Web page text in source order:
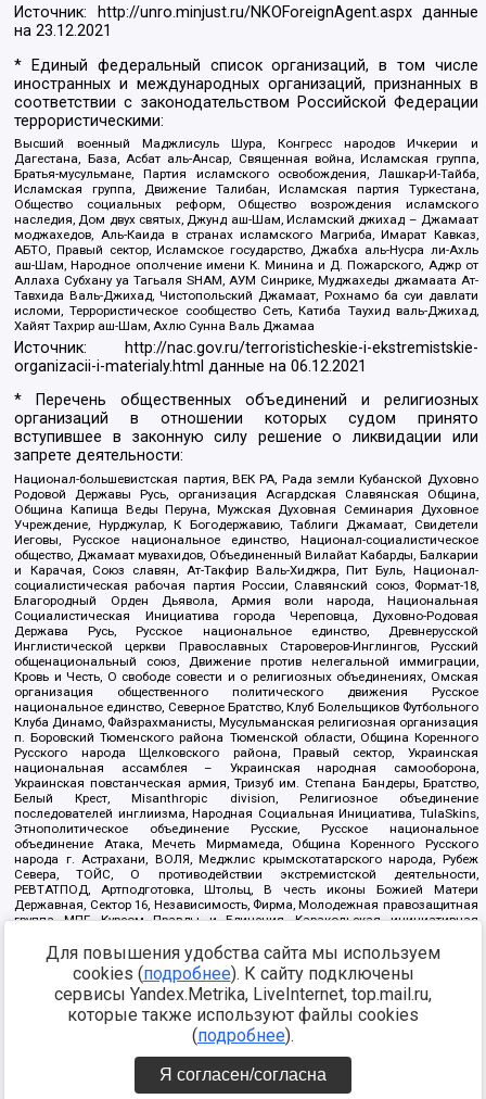
Источник: http://unro.minjust.ru/NKOForeignAgent.aspxданные
на23.12.2021
* Единый федеральный список организаций, в том числе
иностранных и международных организаций, признанных в
соответствии с законодательством Российской Федерации
террористическими:
Высший военный Маджлисуль Шура, Конгресс народов Ичкерии и
Дагестана, База, Асбат аль-Ансар, Священная война, Исламская группа,
Братья-мусульмане, Партия исламского освобождения, Лашкар-И-Тайба,
Исламская группа, Движение Талибан, Исламская партия Туркестана,
Общество социальных реформ, Общество возрождения исламского
наследия, Дом двух святых, Джунд аш-Шам, Исламский джихад – Джамаат
моджахедов, Аль-Каида в странах исламского Магриба, Имарат Кавказ,
АБТО, Правый сектор, Исламское государство, Джабха аль-Нусра ли-Ахль
аш-Шам, Народное ополчение имени К. Минина и Д. Пожарского, Аджр от
Аллаха Субхану уа Тагьаля SHAM, АУМ Синрике, Муджахеды джамаата Ат-
Тавхида Валь-Джихад, Чистопольский Джамаат, Рохнамо ба суи давлати
исломи, Террористическое сообщество Сеть, Катиба Таухид валь-Джихад,
Хайят Тахрир аш-Шам, Ахлю Сунна Валь Джамаа
Источник:
http://nac.gov.ru/terroristicheskie-i-ekstremistskie-
organizacii-i-materialy.html данные на06.12.2021
* Перечень общественных объединений и религиозных
организаций в отношении которых судом принято
вступившее в законную силу решение о ликвидации или
запрете деятельности:
Национал-большевистская партия, ВЕК РА, Рада земли Кубанской Духовно
Родовой Державы Русь, организация Асгардская Славянская Община,
Община Капища Веды Перуна, Мужская Духовная Семинария Духовное
Учреждение, Нурджулар, К Богодержавию, Таблиги Джамаат, Свидетели
Иеговы, Русское национальное единство, Национал-социалистическое
общество, Джамаат мувахидов, Объединенный Вилайат Кабарды, Балкарии
и Карачая, Союз славян, Ат-Такфир Валь-Хиджра, Пит Буль, Национал-
социалистическая рабочая партия России, Славянский союз, Формат-18,
Благородный Орден Дьявола, Армия воли народа, Национальная
Социалистическая Инициатива города Череповца, Духовно-Родовая
Держава Русь, Русское национальное единство, Древнерусской
Инглистической церкви Православных Староверов-Инглингов, Русский
общенациональный союз, Движение против нелегальной иммиграции,
Кровь и Честь, О свободе совести и о религиозных объединениях, Омская
организация общественного политического движения Русское
национальное единство, Северное Братство, Клуб Болельщиков Футбольного
Клуба Динамо, Файзрахманисты, Мусульманская религиозная организация
п. Боровский Тюменского района Тюменской области, Община Коренного
Русского народа Щелковского района, Правый сектор, Украинская
национальная ассамблея – Украинская народная самооборона,
Украинская повстанческая армия, Тризуб им. Степана Бандеры, Братство,
Белый Крест, Misanthropic division, Религиозное объединение
последователей инглиизма, Народная Социальная Инициатива, TulaSkins,
Этнополитическое объединение Русские, Русское национальное
объединение Атака, Мечеть Мирмамеда, Община Коренного Русского
народа г. Астрахани, ВОЛЯ, Меджлис крымскотатарского народа, Рубеж
Севера, ТОЙС, О противодействии экстремистской деятельности,
РЕВТАТПОД, Артподготовка, Штольц, В честь иконы Божией Матери
Державная, Сектор 16, Независимость, Фирма, Молодежная правозащитная
группа МПГ, Курсом Правды и Единения, Каракольская инициативная
Благотворительный пансионат Ак Умут, Русская республика Русь,
Арестантское уголовное единство, Башкорт, Нация и свобода, W.H.С., Фалунь
Дафа, Иртыш Ultras, Русский Патриотический клуб-Новокузнецк/РПК,
Сибирский державный союз, Фонд борьбы с коррупцией, Фонд защиты прав
граждан, Штабы Навального, Совет граждан СССР Прикубанского округа г.
Краснодара
https://minjust.gov.ru/ru/documents/7822/
Для повышения удобства сайта мы используем
cookies (подробнее). К сайту подключены
сервисы Yandex.Metrika, LiveInternet, top.mail.ru,
которые также используют файлы cookies
(подробнее).
Я согласен/согласна